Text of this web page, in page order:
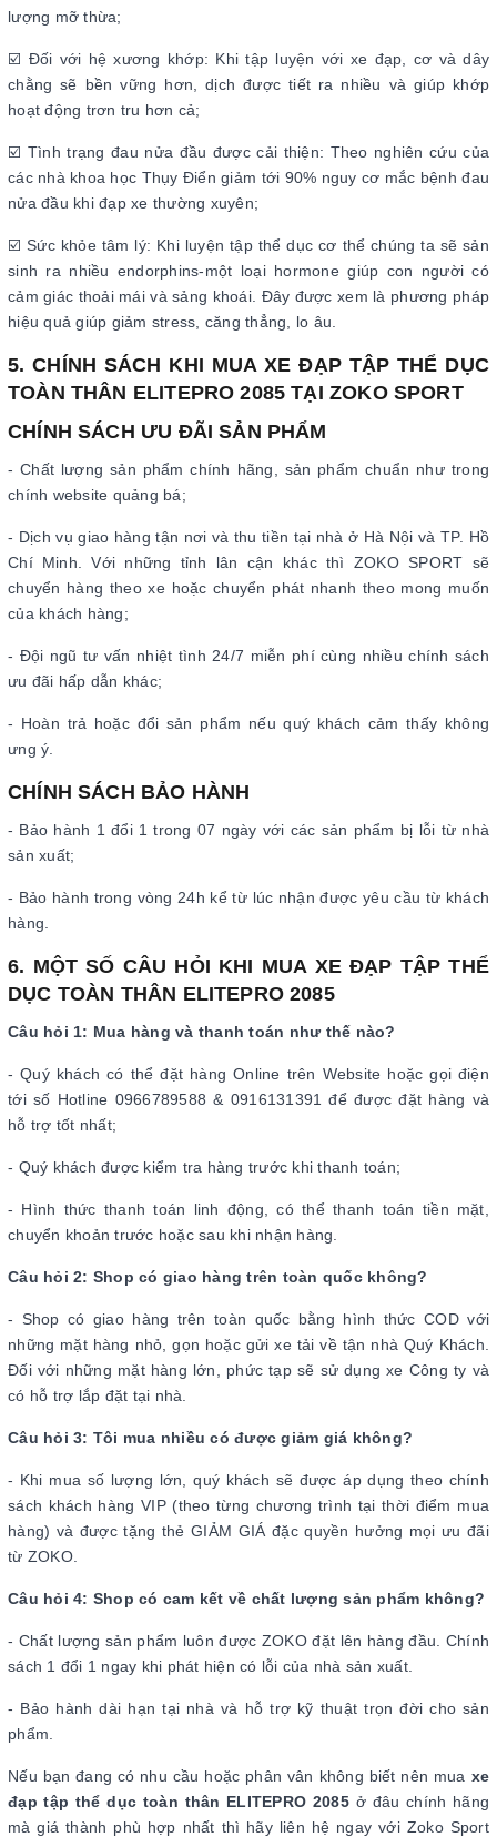
lượng mỡ thừa;
☑️ Đối với hệ xương khớp: Khi tập luyện với xe đạp, cơ và dây
chằng sẽ bền vững hơn, dịch được tiết ra nhiều và giúp khớp
hoạt động trơn tru hơn cả;
☑️ Tình trạng đau nửa đầu được cải thiện: Theo nghiên cứu của
các nhà khoa học Thụy Điển giảm tới 90% nguy cơ mắc bệnh đau
nửa đầu khi đạp xe thường xuyên;
☑️ Sức khỏe tâm lý: Khi luyện tập thể dục cơ thể chúng ta sẽ sản
sinh ra nhiều endorphins-một loại hormone giúp con người có
cảm giác thoải mái và sảng khoái. Đây được xem là phương pháp
hiệu quả giúp giảm stress, căng thẳng, lo âu.
5. CHÍNH SÁCH KHI MUA XE ĐẠP TẬP THỂ DỤC
TOÀN THÂN ELITEPRO 2085 TẠI ZOKO SPORT
CHÍNH SÁCH ƯU ĐÃI SẢN PHẨM
- Chất lượng sản phẩm chính hãng, sản phẩm chuẩn như trong
chính website quảng bá;
- Dịch vụ giao hàng tận nơi và thu tiền tại nhà ở Hà Nội và TP. Hồ
Chí Minh. Với những tỉnh lân cận khác thì ZOKO SPORT sẽ
chuyển hàng theo xe hoặc chuyển phát nhanh theo mong muốn
của khách hàng;
- Đội ngũ tư vấn nhiệt tình 24/7 miễn phí cùng nhiều chính sách
ưu đãi hấp dẫn khác;
- Hoàn trả hoặc đổi sản phẩm nếu quý khách cảm thấy không
ưng ý.
CHÍNH SÁCH BẢO HÀNH
- Bảo hành 1 đổi 1 trong 07 ngày với các sản phẩm bị lỗi từ nhà
sản xuất;
- Bảo hành trong vòng 24h kể từ lúc nhận được yêu cầu từ khách
hàng.
6. MỘT SỐ CÂU HỎI KHI MUA XE ĐẠP TẬP THỂ
DỤC TOÀN THÂN ELITEPRO 2085
Câu hỏi 1: Mua hàng và thanh toán như thế nào?
- Quý khách có thể đặt hàng Online trên Website hoặc gọi điện
tới số Hotline 0966789588 & 0916131391 để được đặt hàng và
hỗ trợ tốt nhất;
- Quý khách được kiểm tra hàng trước khi thanh toán;
- Hình thức thanh toán linh động, có thể thanh toán tiền mặt,
chuyển khoản trước hoặc sau khi nhận hàng.
Câu hỏi 2: Shop có giao hàng trên toàn quốc không?
- Shop có giao hàng trên toàn quốc bằng hình thức COD với
những mặt hàng nhỏ, gọn hoặc gửi xe tải về tận nhà Quý Khách.
Đối với những mặt hàng lớn, phức tạp sẽ sử dụng xe Công ty và
có hỗ trợ lắp đặt tại nhà.
Câu hỏi 3: Tôi mua nhiều có được giảm giá không?
- Khi mua số lượng lớn, quý khách sẽ được áp dụng theo chính
sách khách hàng VIP (theo từng chương trình tại thời điểm mua
hàng) và được tặng thẻ GIẢM GIÁ đặc quyền hưởng mọi ưu đãi
từ ZOKO.
Câu hỏi 4: Shop có cam kết về chất lượng sản phẩm không?
- Chất lượng sản phẩm luôn được ZOKO đặt lên hàng đầu. Chính
sách 1 đổi 1 ngay khi phát hiện có lỗi của nhà sản xuất.
- Bảo hành dài hạn tại nhà và hỗ trợ kỹ thuật trọn đời cho sản
phẩm.
Nếu bạn đang có nhu cầu hoặc phân vân không biết nên mua xe
đạp tập thể dục toàn thân ELITEPRO 2085ở đâu chính hãng
mà giá thành phù hợp nhất thì hãy liên hệ ngay với Zoko Sport